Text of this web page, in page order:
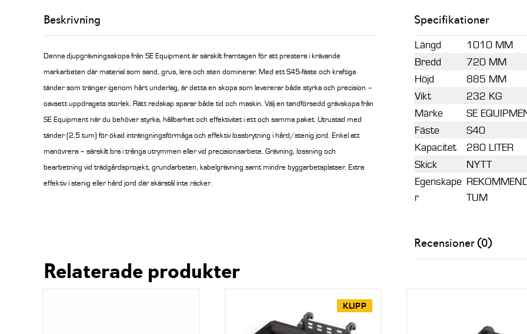
Beskrivning
Denna djupgrävningsskopa från SE Equipment är särskilt framtagen för att prestera i krävande
markarbeten där material som sand, grus, lera och sten dominerar. Med ett S45-fäste och kraftiga
tänder som tränger igenom hårt underlag, är detta en skopa som levererar både styrka och precision –
oavsett uppdragets storlek.Rätt redskap sparar både tid och maskin. Välj en tandförsedd grävskopa från
SE Equipment när du behöver styrka, hållbarhet och effektivitet i ett och samma paket.Utrustad med
tänder (2,5 tum) för ökad inträngningsförmåga och effektiv lossbrytning i hård/stenig jord. Enkel att
manövrera – särskilt bra i trånga utrymmen eller vid precisionsarbete. Grävning, lossning och
bearbetning vid trädgårdsprojekt, grundarbeten, kabelgrävning samt mindre byggarbetsplatser. Extra
effektiv i stenig eller hård jord där skärstål inte räcker.
Specifikationer
Längd
1010 MM
Bredd
720 MM
Höjd
885 MM
Vikt
232 KG
Märke
SE
Fäste
S40
Kapacitet
280 LITER
Skick
NYTT
Egenskape
r
TUM
Recensioner (0)
Relaterade produkter
KLIPP